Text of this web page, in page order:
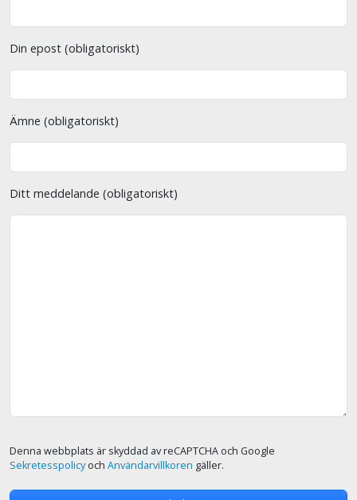
Din epost (obligatoriskt)
Ämne (obligatoriskt)
Ditt meddelande (obligatoriskt)
Denna webbplats är skyddad av reCAPTCHA och Google
Sekretesspolicyoch Användarvillkoren gäller.